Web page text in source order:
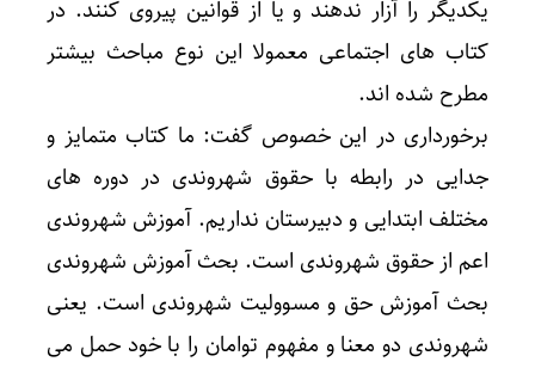
یکدیگر را آزار ندهند و یا از قوانین پیروی کنند. در
کتاب های اجتماعی معمولا این نوع مباحث بیشتر
مطرح شده اند.
برخورداری در این خصوص گفت: ما کتاب متمایز و
جدایی در رابطه با حقوق شهروندی در دوره های
مختلف ابتدایی و دبیرستان نداریم. آموزش شهروندی
اعم از حقوق شهروندی است. بحث آموزش شهروندی
بحث آموزش حق و مسوولیت شهروندی است. یعنی
شهروندی دو معنا و مفهوم توامان را با خود حمل می